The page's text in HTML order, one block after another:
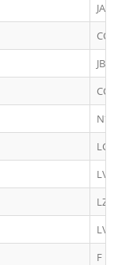
JA
CC9
JB
CC9
N*3
LC
LV
LZ
LV
F